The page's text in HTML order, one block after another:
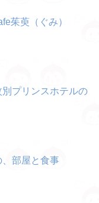
茱萸（ぐみ）
別プリンスホテルの
、部屋と食事